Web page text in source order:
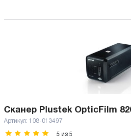
Сканер Plustek OpticFilm
Артикул: 108-013497
5 из 5